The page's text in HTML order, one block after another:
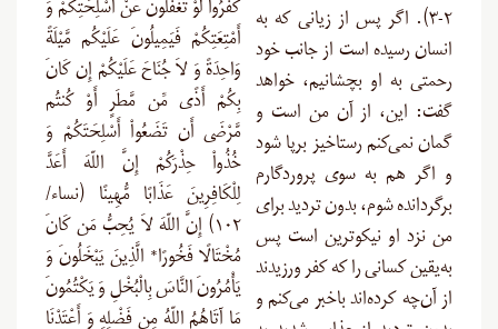
۲-۳). اگر پس از زیانی که به
انسان رسیده است از جانب خود
رحمتی به او بچشانیم، خواهد
گفت: این، از آن من است و
گمان نمی‌کنم رستاخیز برپا شود
و اگر هم به سوی پروردگارم
برگردانده شوم، بدون تردید برای
من نزد او نیکوترین است پس
به‌یقین کسانی را که کفر ورزیدند
از آن‌چه کرده‌اند باخبر می‌کنم و
كَفَرُواْ لَوْ تَغْفُلُونَ عَنْ أَسْلِحَتِكُمْ وَ
أَمْتِعَتِكُمْ فَيَمِيلُونَ عَلَيْكُم مَّيْلَةً
وَاحِدَةً وَ لاَ جُنَاحَ عَلَيْكُمْ إِن كَانَ
بِكُمْ أَذًى مِّن مَّطَرٍ أَوْ كُنتُم
مَّرْضَى أَن تَضَعُواْ أَسْلِحَتَكُمْ وَ
خُذُواْ حِذْرَكُمْ إِنَّ اللّهَ أَعَدَّ
لِلْكَافِرِينَ عَذَابًا مُّهِينًا (نساء/
۱۰۲) إِنَّ اللّهَ لاَ يُحِبُّ مَن كَانَ
مُخْتَالًا فَخُورًا* الَّذِينَ يَبْخَلُونَ وَ
يَأْمُرُونَ النَّاسَ بِالْبُخْلِ وَ يَكْتُمُونَ
مَا آتَاهُمُ اللّهُ مِن فَضْلِهِ وَ أَعْتَدْنَا